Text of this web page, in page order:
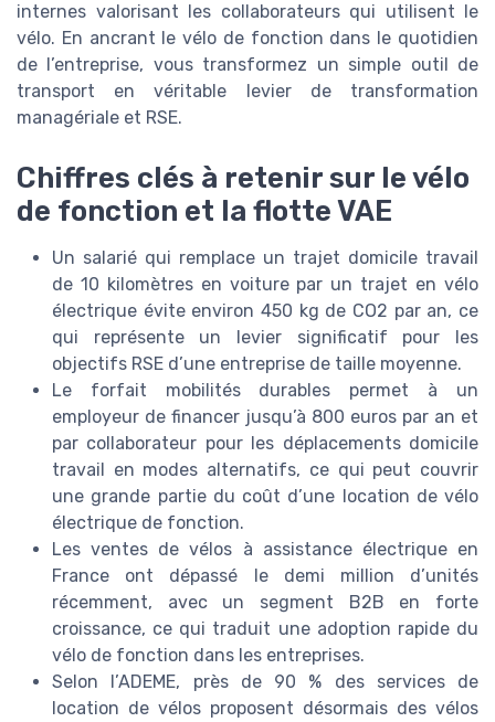
internes valorisant les collaborateurs qui utilisent le
vélo. En ancrant le vélo de fonction dans le quotidien
de l’entreprise, vous transformez un simple outil de
transport en véritable levier de transformation
managériale et RSE.
Chiffres clés à retenir sur le vélo
de fonction et la flotte VAE
Un salarié qui remplace un trajet domicile travail
de 10 kilomètres en voiture par un trajet en vélo
électrique évite environ 450 kg de CO2 par an, ce
qui représente un levier significatif pour les
objectifs RSE d’une entreprise de taille moyenne.
Le forfait mobilités durables permet à un
employeur de financer jusqu’à 800 euros par an et
par collaborateur pour les déplacements domicile
travail en modes alternatifs, ce qui peut couvrir
une grande partie du coût d’une location de vélo
électrique de fonction.
Les ventes de vélos à assistance électrique en
France ont dépassé le demi million d’unités
récemment, avec un segment B2B en forte
croissance, ce qui traduit une adoption rapide du
vélo de fonction dans les entreprises.
Selon l’ADEME, près de 90 % des services de
location de vélos proposent désormais des vélos